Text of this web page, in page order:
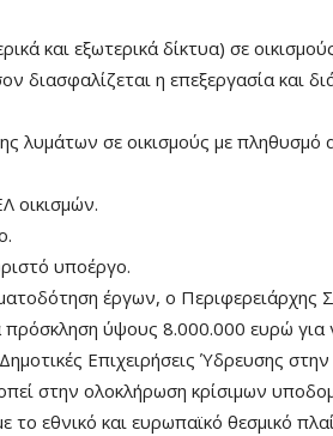
και εξωτερικά δίκτυα) σε
διασφαλίζεται η επεξεργασία και
λυμάτων σε οικισμούς με πληθυσμό
οικισμών.
υποέργο.
έργων, ο Περιφερειάρχης
ύψους 8.000.000 ευρώ για
Επιχειρήσεις Ύδρευσης
στην ολοκλήρωση κρίσιμων
εθνικό και ευρωπαϊκό θεσμικό